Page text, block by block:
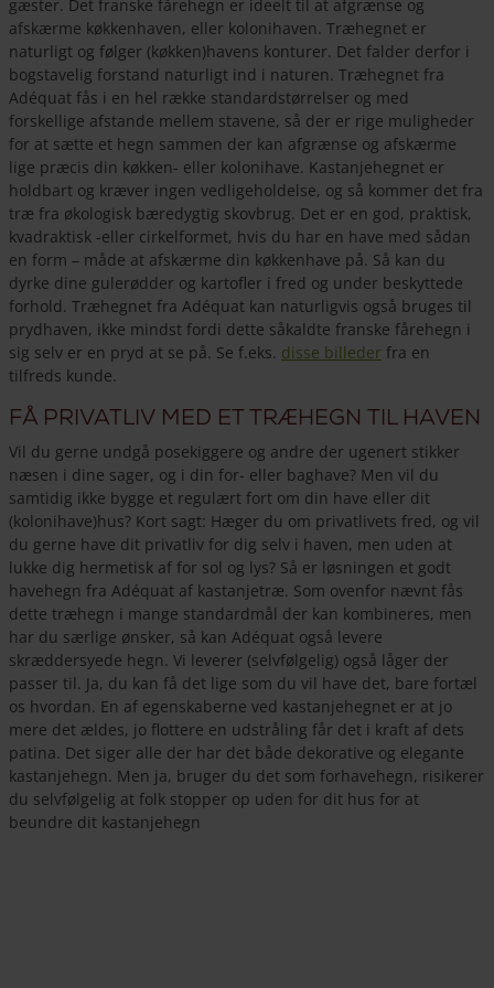
gæster. Det franske fårehegn er ideelt til at afgrænse og
afskærme køkkenhaven, eller kolonihaven. Træhegnet er
naturligt og følger (køkken)havens konturer. Det falder derfor i
bogstavelig forstand naturligt ind i naturen. Træhegnet fra
Adéquat fås i en hel række standardstørrelser og med
forskellige afstande mellem stavene, så der er rige muligheder
for at sætte et hegn sammen der kan afgrænse og afskærme
lige præcis din køkken- eller kolonihave. Kastanjehegnet er
holdbart og kræver ingen vedligeholdelse, og så kommer det fra
træ fra økologisk bæredygtig skovbrug. Det er en god, praktisk,
kvadraktisk -eller cirkelformet, hvis du har en have med sådan
en form – måde at afskærme din køkkenhave på. Så kan du
dyrke dine gulerødder og kartofler i fred og under beskyttede
forhold. Træhegnet fra Adéquat kan naturligvis også bruges til
prydhaven, ikke mindst fordi dette såkaldte franske fårehegn i
sig selv er en pryd at se på. Se f.eks. disse billeder fra en
tilfreds kunde.
Få privatliv med et træhegn til haven
Vil du gerne undgå posekiggere og andre der ugenert stikker
næsen i dine sager, og i din for- eller baghave? Men vil du
samtidig ikke bygge et regulært fort om din have eller dit
(kolonihave)hus? Kort sagt: Hæger du om privatlivets fred, og vil
du gerne have dit privatliv for dig selv i haven, men uden at
lukke dig hermetisk af for sol og lys? Så er løsningen et godt
havehegn fra Adéquat af kastanjetræ. Som ovenfor nævnt fås
dette træhegn i mange standardmål der kan kombineres, men
har du særlige ønsker, så kan Adéquat også levere
skræddersyede hegn. Vi leverer (selvfølgelig) også låger der
passer til. Ja, du kan få det lige som du vil have det, bare fortæl
os hvordan. En af egenskaberne ved kastanjehegnet er at jo
mere det ældes, jo flottere en udstråling får det i kraft af dets
patina. Det siger alle der har det både dekorative og elegante
kastanjehegn. Men ja, bruger du det som forhavehegn, risikerer
du selvfølgelig at folk stopper op uden for dit hus for at
beundre dit kastanjehegn